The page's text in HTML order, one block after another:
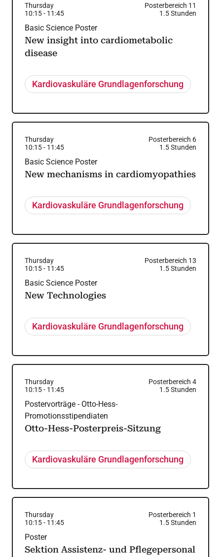
Thursday
Posterbereich 11
10:15- 11:45 1.5Stunden
Basic Science Poster
New insight into cardiometabolic
disease
Kardiovaskuläre Grundlagenforschung
Thursday
Posterbereich 6
10:15- 11:45 1.5Stunden
Basic Science Poster
New mechanisms in cardiomyopathies
Kardiovaskuläre Grundlagenforschung
Thursday
Posterbereich 13
10:15- 11:45 1.5Stunden
Basic Science Poster
New Technologies
Kardiovaskuläre Grundlagenforschung
Thursday
Posterbereich 4
10:15- 11:45 1.5Stunden
Postervorträge - Otto-Hess-
Promotionsstipendiaten
Otto-Hess-Posterpreis-Sitzung
Kardiovaskuläre Grundlagenforschung
Thursday
Posterbereich 1
10:15- 11:45 1.5Stunden
Poster
Sektion Assistenz- und Pflegepersonal